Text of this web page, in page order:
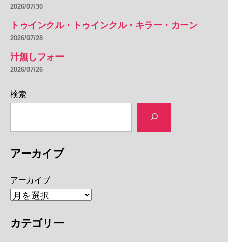
2026/07/30
トゥインクル・トゥインクル・キラー・カーン
2026/07/28
汁無しフォー
2026/07/26
検索
アーカイブ
アーカイブ
カテゴリー